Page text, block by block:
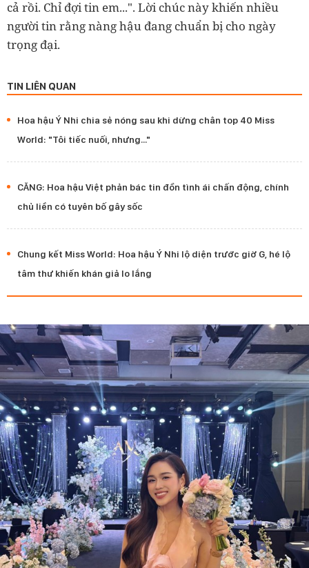
cả rồi. Chỉ đợi tin em...". Lời chúc này khiến nhiều
người tin rằng nàng hậu đang chuẩn bị cho ngày
trọng đại.
TIN LIÊN QUAN
Hoa hậu Ý Nhi chia sẻ nóng sau khi dừng chân top 40 Miss
World: "Tôi tiếc nuối, nhưng..."
CĂNG: Hoa hậu Việt phản bác tin đồn tình ái chấn động, chính
chủ liền có tuyên bố gây sốc
Chung kết Miss World: Hoa hậu Ý Nhi lộ diện trước giờ G, hé lộ
tâm thư khiến khán giả lo lắng